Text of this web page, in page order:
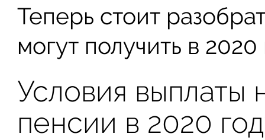
Теперь стоит
могут получить в
Условия выплаты
пенсии в 2020